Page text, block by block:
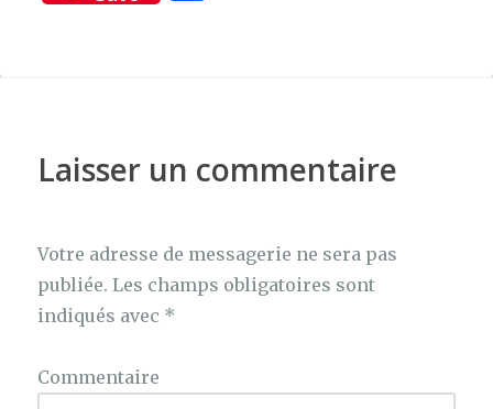
c
o
k
it
te
Laisser un commentaire
Votre adresse de messagerie ne sera pas
publiée. Les champs obligatoires sont
indiqués avec *
Commentaire